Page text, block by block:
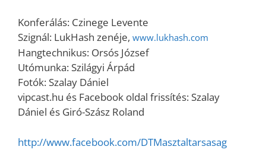
Konferálás: Czinege Levente
Szignál: LukHash zenéje, www.lukhash.com
Hangtechnikus: Orsós József
Utómunka: Szilágyi Árpád
Fotók: Szalay Dániel
vipcast.hu és Facebook oldal frissítés: Szalay
Dániel és Giró-Szász Roland
http://www.facebook.com/DTMasztaltarsasag